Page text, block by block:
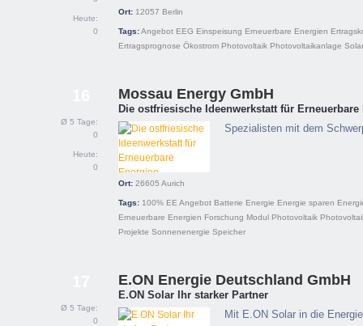
Heute:
0
Ort: 12057 Berlin
Tags:Angebot EEG Einspeisung Erneuerbare Energien
Ertragsprognose Ökostrom Photovoltaik Photovoltaikanlage
Ø 5 Tage:
0
Heute:
0
Mossau Energy GmbH
Die ostfriesische Ideenwerkstatt für Erneuerbare
Spezialisten mit dem
Ort: 26605 Aurich
Tags: 100% EE Angebot Batterie Energie Energie sparen
Erneuerbare Energien Forschung Modul Photovoltaik
Projekte Sonnenenergie Speicher
Ø 5 Tage:
0
E.ON Energie Deutschland GmbH
E.ON Solar Ihr starker Partner
Mit E.ON Solar in die